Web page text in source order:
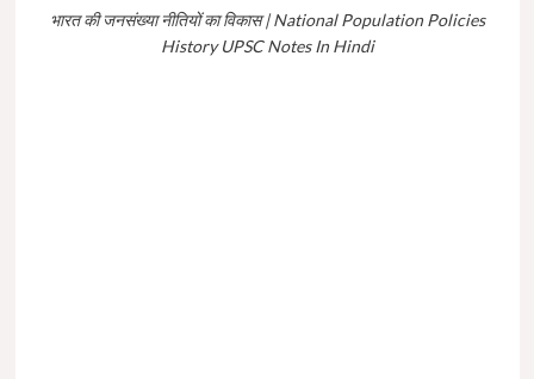
भारत की जनसंख्या नीतियों का विकास | National Population Policies
History UPSC Notes In Hindi